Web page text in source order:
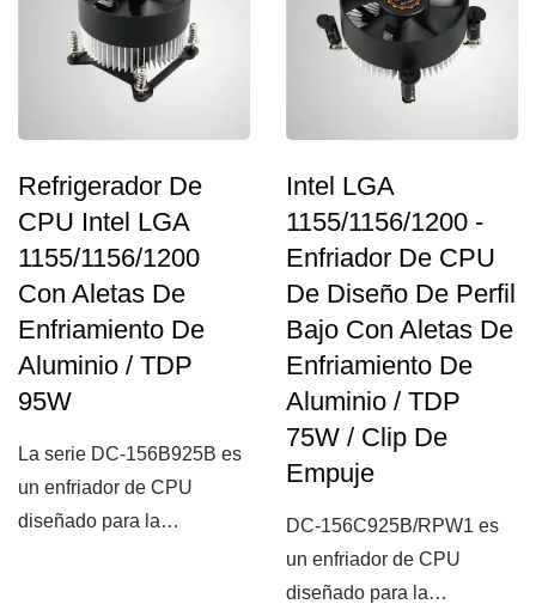
Refrigerador De
CPU Intel LGA
1155/1156/1200
Con Aletas De
Enfriamiento De
Aluminio / TDP
95W
La serie DC-156B925B es
un enfriador de CPU
diseñado para la
Intel LGA
1155/1156/1200 -
Enfriador De CPU
De Diseño De Perfil
Bajo Con Aletas De
Enfriamiento De
Aluminio / TDP
75W / Clip De
Empuje
DC-156C925B/RPW1 es
un enfriador de CPU
diseñado para la